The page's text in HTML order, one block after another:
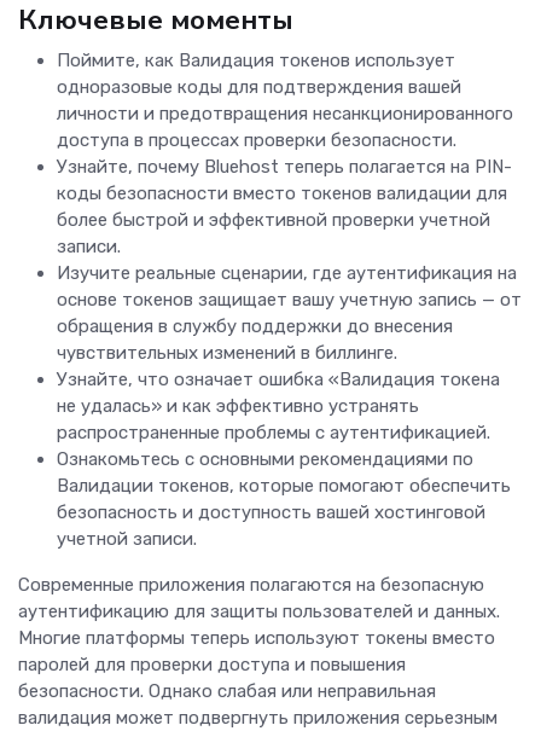
Ключевые моменты
Поймите, как Валидация токенов использует
одноразовые коды для подтверждения вашей
личности и предотвращения несанкционированного
доступа в процессах проверки безопасности.
Узнайте, почему Bluehost теперь полагается на PIN-
коды безопасности вместо токенов валидации для
более быстрой и эффективной проверки учетной
записи.
Изучите реальные сценарии, где аутентификация на
основе токенов защищает вашу учетную запись — от
обращения в службу поддержки до внесения
чувствительных изменений в биллинге.
Узнайте, что означает ошибка «Валидация токена
не удалась» и как эффективно устранять
распространенные проблемы с аутентификацией.
Ознакомьтесь с основными рекомендациями по
Валидации токенов, которые помогают обеспечить
безопасность и доступность вашей хостинговой
учетной записи.
Современные приложения полагаются на безопасную
аутентификацию для защиты пользователей и данных.
Многие платформы теперь используют токены вместо
паролей для проверки доступа и повышения
безопасности. Однако слабая или неправильная
валидация может подвергнуть приложения серьезным